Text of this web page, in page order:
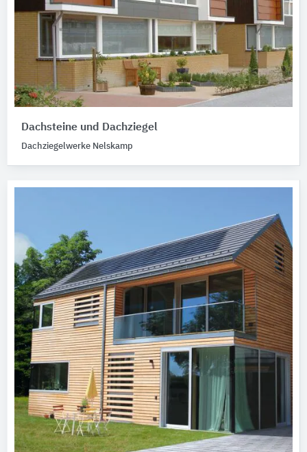
Dachsteine und Dachziegel
Dachziegelwerke Nelskamp